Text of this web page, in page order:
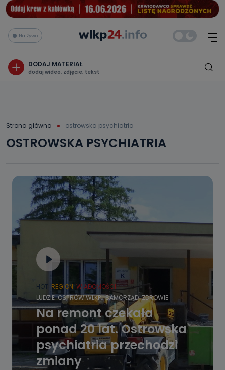
Na żywo
DODAJ MATERIAŁ
dodaj wideo, zdjęcie, tekst
Strona główna ostrowska psychiatria
OSTROWSKA PSYCHIATRIA
HOT REGION WIADOMOŚCI
LUDZIE OSTRÓW WLKP. SAMORZĄD ZDROWIE
Na remont czekała
ponad 20 lat. Ostrowska
psychiatria przechodzi
zmiany